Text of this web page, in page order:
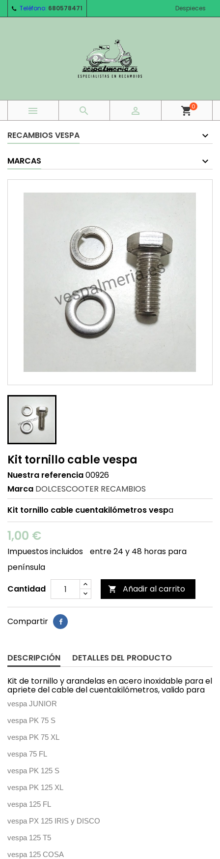
Teléfono: 680578471 Despieces
   shopping_cart0
RECAMBIOS VESPA
MARCAS
Kit tornillo cable vespa
Nuestra referencia00926
Marca DOLCESCOOTER RECAMBIOS
Kit tornillo cable cuentakilómetros vespa
1,00 €
Impuestos incluidos
entre 24 y 48 horas para
península
Cantidad
 Añadir al carrito
Compartir
DESCRIPCIÓN DETALLES DEL PRODUCTO
Kit de tornillo y arandelas en acero inoxidable para el
apriete del cable del cuentakilómetros, valido para
vespa JUNIOR
vespa PK 75 S
vespa PK 75 XL
vespa 75 FL
vespa PK 125 S
vespa PK 125 XL
vespa 125 FL
vespa PX 125 IRIS y DISCO
vespa 125 T5
vespa 125 COSA